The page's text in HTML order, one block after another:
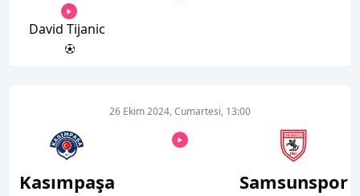
David Tijanic
Kasımpaşa
26 Ekim 2024, Cumartesi, 13:00
Samsunspor